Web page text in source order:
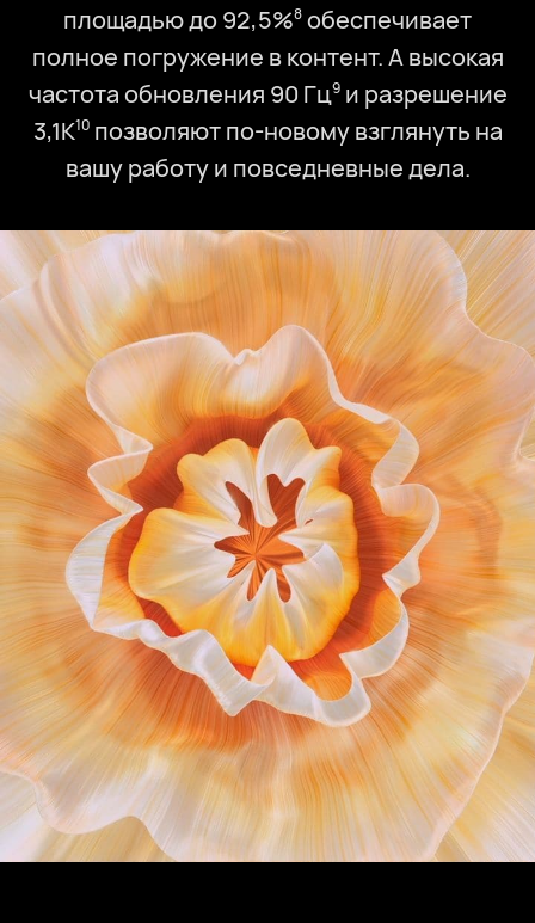
площадью до 92,5%8 обеспечивает
полное погружение в контент. А высокая
частота обновления 90 Гц9и разрешение
3,1K10позволяют по-новому взглянуть на
вашу работу и повседневные дела.